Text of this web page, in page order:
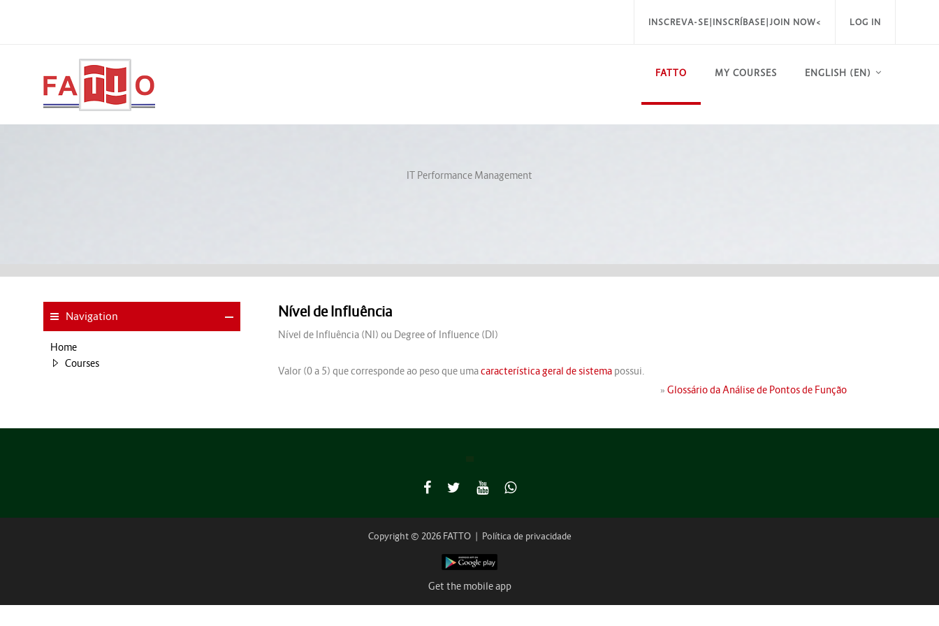
INSCREVA-SE|INSCRÍBASE|JOIN NOW< LOG IN
FATTO MY COURSES ENGLISH ‎(EN)‎
IT Performance Management
Nível de Influência
Nível de Influência (NI) ou Degree of Influence (DI)
Valor (0 a 5) que corresponde ao peso que umacaracterística geral de sistema possui.
»Glossário da Análise de Pontos de Função
Navigation
Home
Courses
Copyright © 2026 FATTO | Política de privacidade
Get the mobile app